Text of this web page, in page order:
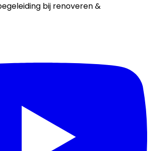
bij renoveren &